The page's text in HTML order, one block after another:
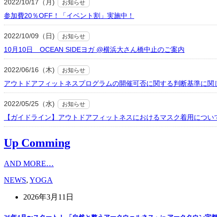
2022/10/17（月) お知らせ
参加費20％OFF！「イベント割」実施中！
2022/10/09（日) お知らせ
10月10日 OCEAN SIDEヨガ @横浜大さん橋中止のご案内
2022/06/16（木) お知らせ
アウトドアフィットネスプログラムの開催可否に関する判断基準に関
2022/05/25（水) お知らせ
【ガイドライン】アウトドアフィットネスにおけるマスク着用につい
Up Comming
AND MORE…
NEWS, YOGA
2026年3月11日